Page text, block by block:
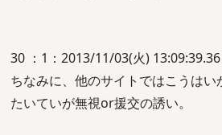
30 ：1：2013/11/03(火)
ちなみに、他のサイトではこうはい
たいていが無視or援交の誘い。